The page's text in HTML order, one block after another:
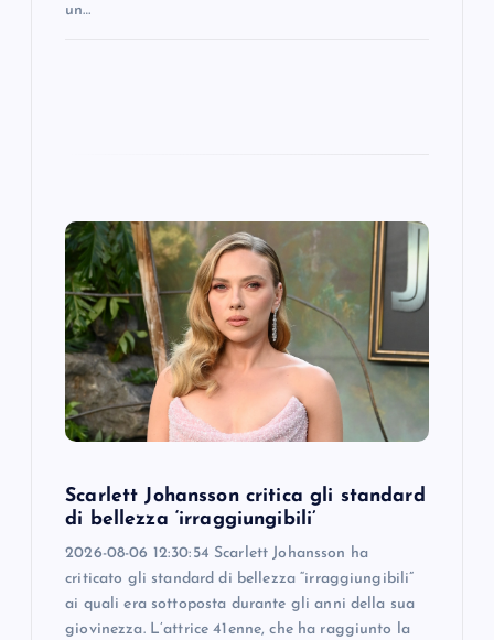
un…
Scarlett Johansson critica gli standard
di bellezza ‘irraggiungibili’
2026-08-06 12:30:54 Scarlett Johansson ha
criticato gli standard di bellezza “irraggiungibili”
ai quali era sottoposta durante gli anni della sua
giovinezza. L’attrice 41enne, che ha raggiunto la